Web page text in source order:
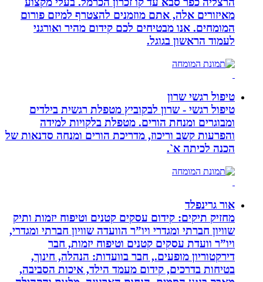
מאיזורים אלה, אתם מוזמנים להצטרף למיזם פורום
המומחים. אנו מבטיחים לכם קידום מהיר ואורגני
לעמוד הראשון בגוגל.
טיפול רגשי שרון
טיפול רגשי - שרון לבקוביץ מטפלת רגשית בילדים
ומבוגרים ומנחת הורים. מטפלת בלקויות למידה
והפרעות קשב וריכוז, מדריכת הורים ומנחה סדנאות של
הכנה לכיתה א`.
אור גרינפלד
מחזיק תיקים: קידום עסקים קטנים וטיפוח יזמות ותיק
שוויון חברתי ומגדרי ויו”ר הוועדה שוויון חברתי ומגדרי,
ויו”ר וועדת עסקים קטנים וטיפוח יזמות, חבר
דירקטוריון מופעים., חבר בוועדות: הנהלה, חינוך,
בטיחות בדרכים, קידום מעמד הילד, איכות הסביבה,